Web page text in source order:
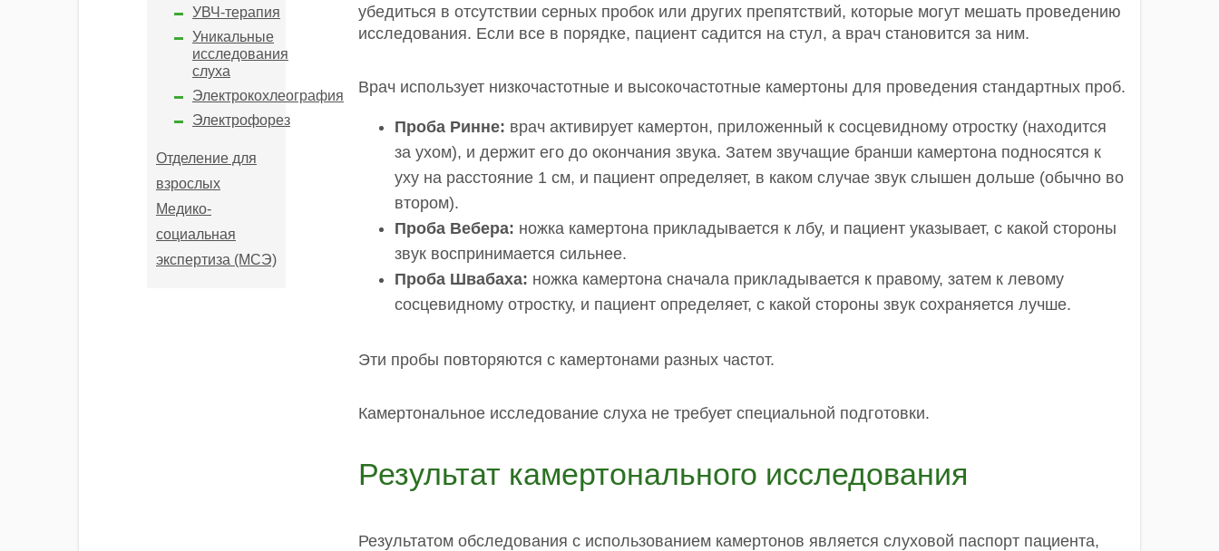
УВЧ-терапия
Уникальные
исследования
слуха
Электрокохлеография
Электрофорез
Отделение для
взрослых
Медико-
социальная
экспертиза (МСЭ)
убедиться в отсутствии серных пробок или других препятствий, которые могут мешать проведению
исследования. Если все в порядке, пациент садится на стул, а врач становится за ним.
Врач использует низкочастотные и высокочастотные камертоны для проведения стандартных проб.
Проба Ринне: врач активирует камертон, приложенный к сосцевидному отростку (находится
за ухом), и держит его до окончания звука. Затем звучащие бранши камертона подносятся к
уху на расстояние 1 см, и пациент определяет, в каком случае звук слышен дольше (обычно во
втором).
Проба Вебера: ножка камертона прикладывается к лбу, и пациент указывает, с какой стороны
звук воспринимается сильнее.
Проба Швабаха: ножка камертона сначала прикладывается к правому, затем к левому
сосцевидному отростку, и пациент определяет, с какой стороны звук сохраняется лучше.
Эти пробы повторяются с камертонами разных частот.
Камертональное исследование слуха не требует специальной подготовки.
Результат камертонального исследования
Результатом обследования с использованием камертонов является слуховой паспорт пациента,